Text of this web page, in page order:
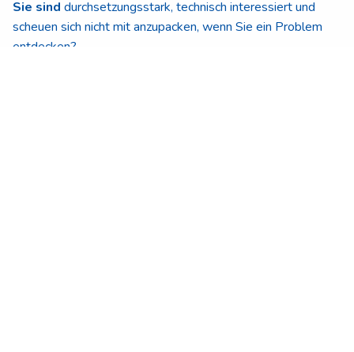
Sie sind durchsetzungsstark, technisch interessiert und
scheuen sich nicht mit anzupacken, wenn Sie ein Problem
entdecken?